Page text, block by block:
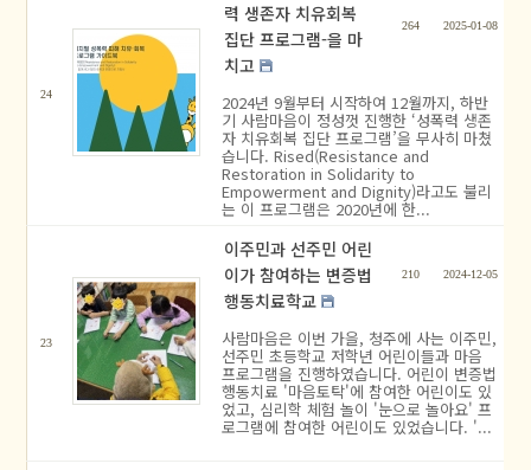
24
력 생존자 치유회복
집단 프로그램-을 마
치고
264 2025-01-08
2024년 9월부터 시작하여 12월까지, 하반
기 사람마음이 정성껏 진행한 ‘성폭력 생존
자 치유회복 집단 프로그램’을 무사히 마쳤
습니다. Rised(Resistance and
Restoration in Solidarity to
Empowerment and Dignity)라고도 불리
는 이 프로그램은 2020년에 한...
23
이주민과 선주민 어린
이가 참여하는 변증법
행동치료학교
210 2024-12-05
사람마음은 이번 가을, 청주에 사는 이주민,
선주민 초등학교 저학년 어린이들과 마음
프로그램을 진행하였습니다. 어린이 변증법
행동치료 '마음토탁'에 참여한 어린이도 있
었고, 심리학 체험 놀이 '눈으로 놀아요' 프
로그램에 참여한 어린이도 있었습니다. '...